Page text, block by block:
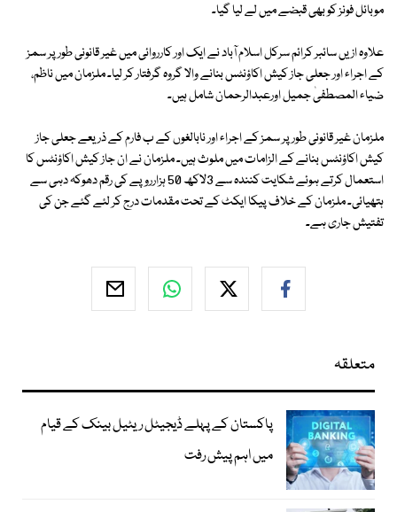
موبائل فونز کو بھی قبضے میں لے لیا گیا۔
علاوہ ازیں سائبر کرائم سرکل اسلام آباد نے ایک اور کارروائی میں غیر قانونی طور پر سمز
کے اجراء اور جعلی جاز کیش اکاؤنٹس بنانے والا گروہ گرفتار کر لیا۔ ملزمان میں ناظم،
ضیاء المصطفیٰ جمیل اورعبدالرحمان شامل ہیں۔
ملزمان غیر قانونی طور پر سمز کے اجراء اور نابالغوں کے ب فارم کے ذریعے جعلی جاز
کیش اکاؤنٹس بنانے کے الزامات میں ملوث ہیں۔ ملزمان نے ان جاز کیش اکاؤنٹس کا
استعمال کرتے ہوئے شکایت کنندہ سے 3لاکھ 50 ہزارروپے کی رقم دھوکہ دہی سے
ہتھیائی۔ ملزمان کے خلاف پیکا ایکٹ کے تحت مقدمات درج کر لئے گئے جن کی
تفتیش جاری ہے۔
متعلقہ
پاکستان کے پہلے ڈیجیٹل ریٹیل بینک کے قیام
میں اہم پیش رفت